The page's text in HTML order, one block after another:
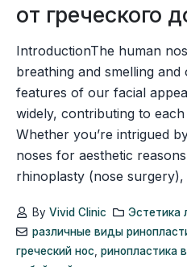
от греческого
IntroductionThe human
breathing and smelling
features of our facial
widely, contributing to
Whether you’re intrigued
noses for aesthetic
rhinoplasty (nose surgery),
By Vivid Clinic
Эстетика
различные виды
греческий нос ринопластика